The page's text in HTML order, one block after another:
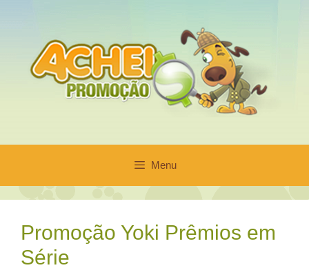
conteúdo
Menu
Promoção Yoki Prêmios em
Série